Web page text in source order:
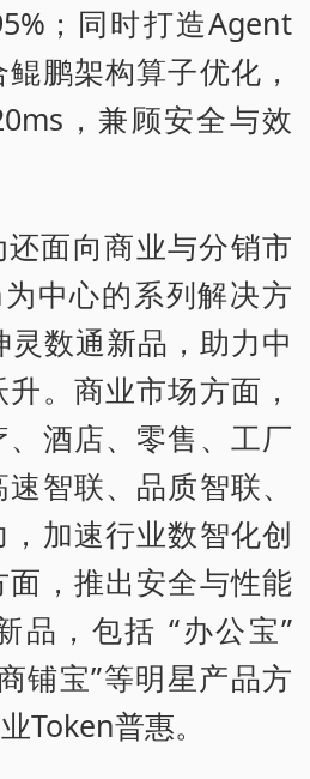
；同时打造Agent
鹏架构算子优化，
，兼顾安全与效
面向商业与分销市
中心的系列解决方
数通新品，助力中
。商业市场方面，
酒店、零售、工厂
智联、品质智联、
加速行业数智化创
，推出安全与性能
品，包括 “办公宝”
铺宝”等明星产品方
Token普惠。